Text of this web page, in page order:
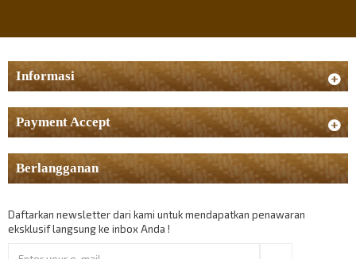
Informasi
Payment Accept
Berlangganan
Daftarkan newsletter dari kami untuk mendapatkan penawaran
eksklusif langsung ke inbox Anda !